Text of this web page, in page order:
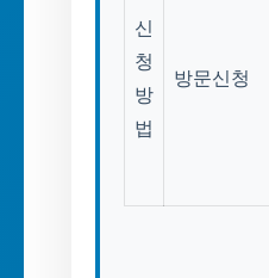
신
청
방
법
방문신청